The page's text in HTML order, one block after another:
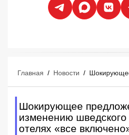
Главная / Новости /
Шокирующее
изменению шведского
отелях «все